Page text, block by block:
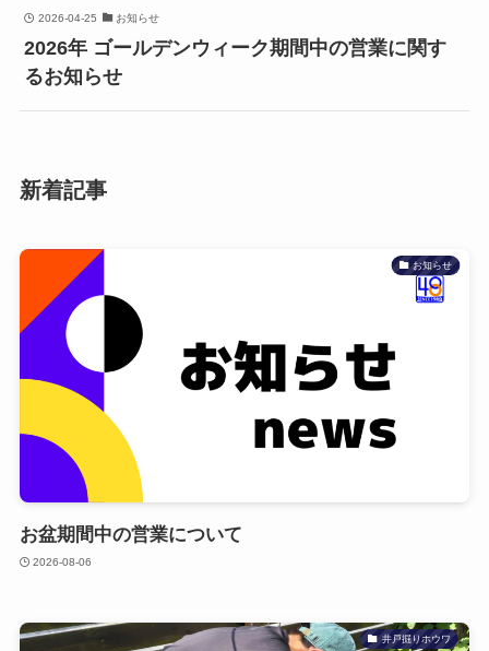
この度は、大変励みになる素晴らしいクチコミをご投
稿いただき、誠にありがとうございます。無事に井戸
が完成し、少しでもお力になれましたこと、私として
もこの上ない喜びでございます。
かつ安全に打ち込めるよう開発した自信作ですので、
必須工具とのお言葉をいただき大変報われる思いで
れた中村様の機転とリカバリー力には改めて感服いた
しました。
【地層の分析について】
打ち込みすぎて水が出なくなる現象は、先端のストレ
ーナーが水を通さない粘土層などに突入して目詰まり
を起こすためです。そこからジャッキで引き上げ、豊
富な水脈（帯水層）のピンポイントな位置へと戻され
た判断は、まさに完璧な地層の分析と的確なリカバリ
ーでした。
引き上げて確保された水位であれば、手押しポンプは
もちろん、一般的な家庭用浅井戸電動ポンプ（吸い上
2026-04-25 お知らせ
2026年 ゴールデンウィーク期間中の営業に関す
るお知らせ
新着記事
お知らせ
お盆期間中の営業について
2026-08-06
井戸掘りホウワ